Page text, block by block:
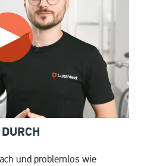
und problemlos wie